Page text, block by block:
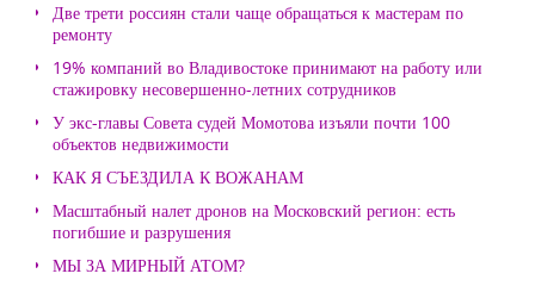
Две трети россиян стали чаще обращаться к мастерам по
ремонту
19% компаний во Владивостоке принимают на работу или
стажировку несовершенно-летних сотрудников
У экс-главы Совета судей Момотова изъяли почти 100
объектов недвижимости
КАК Я СЪЕЗДИЛА К ВОЖАНАМ
Масштабный налет дронов на Московский регион: есть
погибшие и разрушения
МЫ ЗА МИРНЫЙ АТОМ?